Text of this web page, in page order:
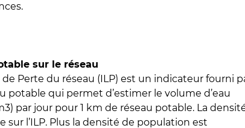
sur le réseau
de Perte du réseau (ILP) est un indicateur fourni
potable qui permet d’estimer le volume d’eau
par jour pour 1 km de réseau potable. La
sur l’ILP. Plus la densité de population est